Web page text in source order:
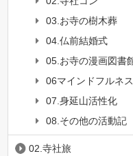
03.お寺の樹木葬
04.仏前結婚式
05.お寺の漫画図書
06マインドフルネス
07.身延山活性化
08.その他の活動記
02.寺社旅